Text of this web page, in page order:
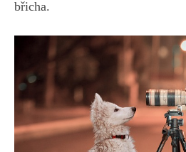
břicha.